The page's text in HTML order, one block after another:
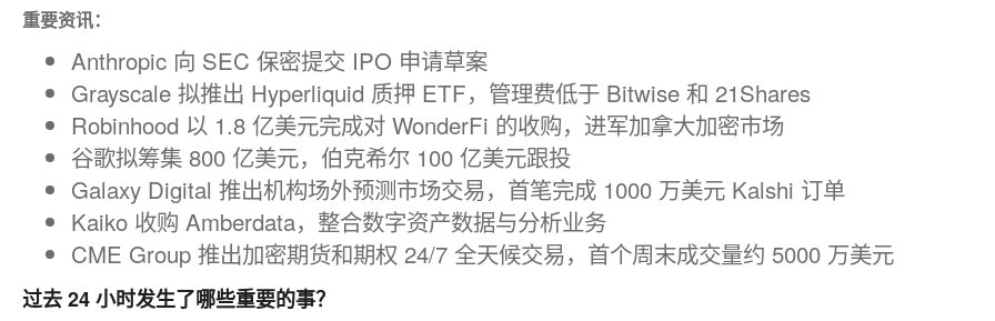
重要资讯：
Anthropic 向 SEC 保密提交 IPO 申请草案
Grayscale 拟推出 Hyperliquid 质押 ETF，管理费低于 Bitwise 和 21Shares
Robinhood 以 1.8 亿美元完成对 WonderFi 的收购，进军加拿大加密市场
谷歌拟筹集 800 亿美元，伯克希尔 100 亿美元跟投
Galaxy Digital 推出机构场外预测市场交易，首笔完成 1000 万美元 Kalshi 订单
Kaiko 收购 Amberdata，整合数字资产数据与分析业务
CME Group 推出加密期货和期权 24/7 全天候交易，首个周末成交量约 5000 万美元
过去 24 小时发生了哪些重要的事？